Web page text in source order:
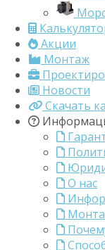
Акции
Монтаж
Новости
Скачать
О нас